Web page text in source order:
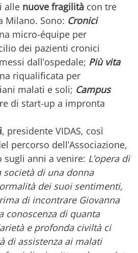
alle nuove fragilità con tre
Milano. Sono: Cronici
micro-équipe per
dei pazienti cronici
dall’ospedale; Più vita
riqualificata per
malati e soli; Campus
di start-up a impronta
, presidente VIDAS, così
percorso dell’Associazione,
sugli anni a venire: L’opera di
società di una donna
dei suoi sentimenti,
di incontrare Giovanna
conoscenza di quanta
e profonda civiltà ci
di assistenza ai malati